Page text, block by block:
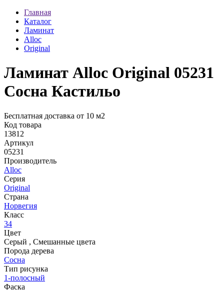
Главная
Каталог
Ламинат
Alloc
Original
Ламинат Alloc Original 05231
Сосна Кастильо
Бесплатная доставка от 10 м2
Код товара
13812
Артикул
05231
Производитель
Alloc
Серия
Original
Страна
Норвегия
Класс
34
Цвет
Серый , Смешанные цвета
Порода дерева
Сосна
Тип рисунка
1-полосный
Фаска